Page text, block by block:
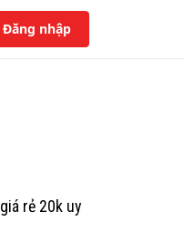
nhập
rẻ 20k uy